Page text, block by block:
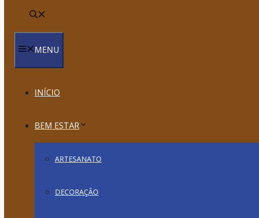
MENU
INÍCIO
BEM ESTAR
ARTESANATO
DECORAÇÃO